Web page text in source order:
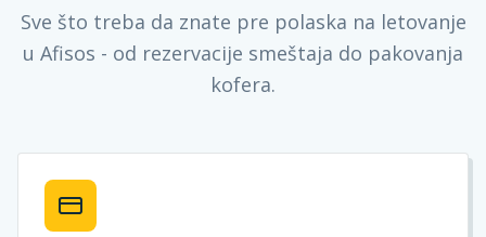
Sve što treba da znate pre polaska na letovanje
u Afisos - od rezervacije smeštaja do pakovanja
kofera.